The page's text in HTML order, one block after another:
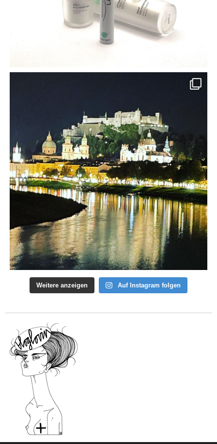
Weitere anzeigen Auf Instagram folgen